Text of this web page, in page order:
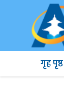
गृह पृष्ठ